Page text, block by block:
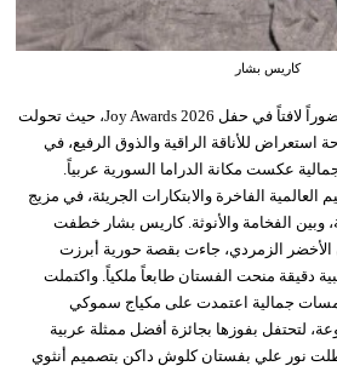
كاريس بشار
سجّلت النجمات السوريات حضوراً لافتاً في حفل Joy Awards 2026، حيث تحولت
استعراض للأناقة الراقية والذوق الرفيع، في
عكست مكانة الدراما السورية عربياً.
العالمية الفاخرة والابتكارات الجريئة، في مزيج
وبين الفخامة والأنوثة. كاريس بشار خطفت
الأخضر الزمردي، جاءت بقصة حورية أبرزت
دقيقة منحت الفستان طابعاً ملكياً. واكتملت
جمالية اعتمدت على مكياج سموكي
لتحتفل بفوزها بجائزة أفضل ممثلة عربية
نور علي بفستان كلوش داكن بتصميم أنثوي